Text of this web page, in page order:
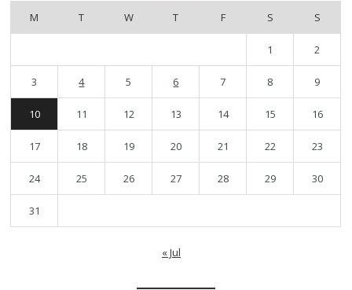
M
T W T F S S
1 2
3 4 5 6 7 8 9
10 11 12 13 14 15 16
17 18 19 20 21 22 23
24 25 26 27 28 29 30
31
« Jul